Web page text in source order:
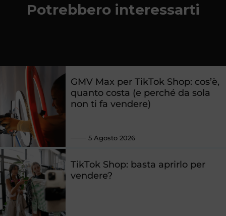
Potrebbero interessarti
GMV Max per TikTok Shop: cos’è,
quanto costa (e perché da sola
non ti fa vendere)
5 Agosto 2026
TikTok Shop: basta aprirlo per
vendere?